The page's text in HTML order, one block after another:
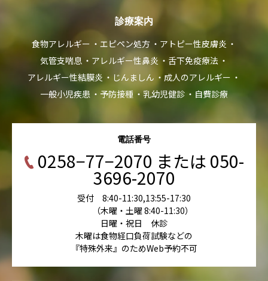
診療案内
食物アレルギー エピペン処方
アトピー性皮膚炎
気管支喘息
アレルギー性鼻炎
舌下免疫療法
アレルギー性結膜炎
じんましん
成人のアレルギー
一般小児疾患
予防接種 乳幼児健診 自費診療
電話番号
0258−77−2070 または 050-
3696-2070
受付 8:40-11:30,13:55-17:30
（木曜・土曜 8:40-11:30）
日曜・祝日 休診
木曜は食物経口負荷試験などの
『特殊外来』のためWeb予約不可